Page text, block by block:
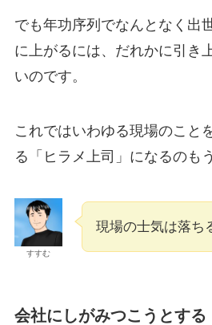
でも年功序列でなんとなく出
に上がるには、だれかに引き
いのです。
これではいわゆる現場のこと
る「ヒラメ上司」になるのも
すすむ
現場の士気は落ち
会社にしがみつこうとする